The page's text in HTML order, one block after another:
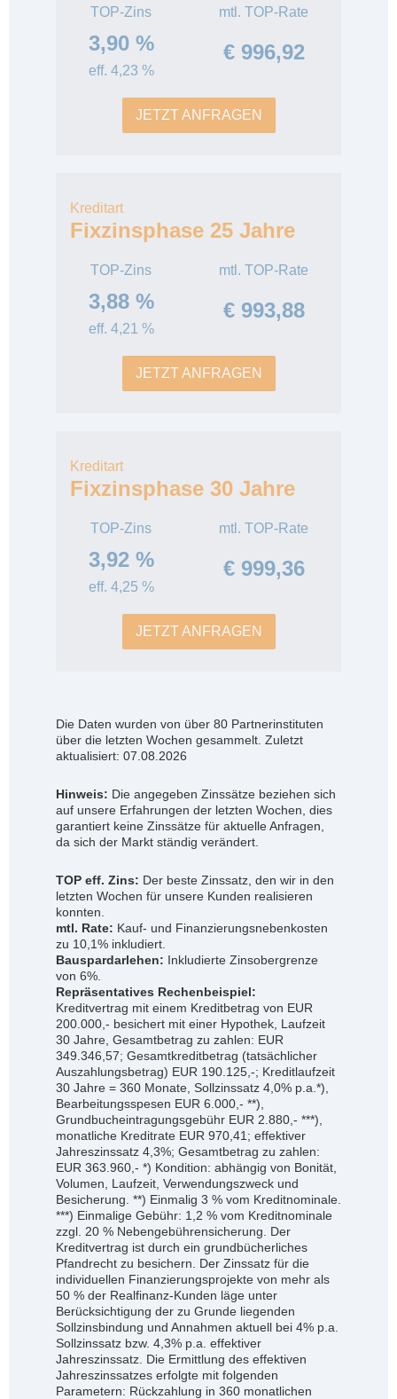
TOP-Zins
3,90 %
eff. 4,23 %
mtl. TOP-Rate
€ 996,92
JETZT ANFRAGEN
Kreditart
Fixzinsphase 25 Jahre
TOP-Zins
3,88 %
eff. 4,21 %
mtl. TOP-Rate
€ 993,88
JETZT ANFRAGEN
Kreditart
Fixzinsphase 30 Jahre
TOP-Zins
3,92 %
eff. 4,25 %
mtl. TOP-Rate
€ 999,36
JETZT ANFRAGEN
Die Daten wurden von über 80 Partnerinstituten
über die letzten Wochen gesammelt. Zuletzt
aktualisiert: 07.08.2026
Hinweis: Die angegeben Zinssätze beziehen sich
auf unsere Erfahrungen der letzten Wochen, dies
garantiert keine Zinssätze für aktuelle Anfragen,
da sich der Markt ständig verändert.
TOP eff. Zins: Der beste Zinssatz, den wir in den
letzten Wochen für unsere Kunden realisieren
konnten.
mtl. Rate: Kauf- und Finanzierungsnebenkosten
zu 10,1% inkludiert.
Bauspardarlehen: Inkludierte Zinsobergrenze
von 6%.
Repräsentatives Rechenbeispiel:
Kreditvertrag mit einem Kreditbetrag von EUR
200.000,- besichert mit einer Hypothek, Laufzeit
30 Jahre, Gesamtbetrag zu zahlen: EUR
349.346,57; Gesamtkreditbetrag (tatsächlicher
Auszahlungsbetrag) EUR 190.125,-; Kreditlaufzeit
30 Jahre = 360 Monate, Sollzinssatz 4,0% p.a.*),
Bearbeitungsspesen EUR 6.000,- **),
Grundbucheintragungsgebühr EUR 2.880,- ***),
monatliche Kreditrate EUR 970,41; effektiver
Jahreszinssatz 4,3%; Gesamtbetrag zu zahlen:
EUR 363.960,- *) Kondition: abhängig von Bonität,
Volumen, Laufzeit, Verwendungszweck und
Besicherung. **) Einmalig 3 % vom Kreditnominale.
***) Einmalige Gebühr: 1,2 % vom Kreditnominale
zzgl. 20 % Nebengebührensicherung. Der
Kreditvertrag ist durch ein grundbücherliches
Pfandrecht zu besichern. Der Zinssatz für die
individuellen Finanzierungsprojekte von mehr als
50 % der Realfinanz-Kunden läge unter
Berücksichtigung der zu Grunde liegenden
Sollzinsbindung und Annahmen aktuell bei 4% p.a.
Sollzinssatz bzw. 4,3% p.a. effektiver
Jahreszinssatz. Die Ermittlung des effektiven
Jahreszinssatzes erfolgte mit folgenden
Parametern: Rückzahlung in 360 monatlichen